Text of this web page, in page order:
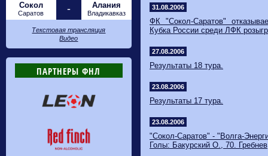
Сокол
Саратов - Алания
Владикавказ
Текстовая трансляция
Видео
ПАРТНЕРЫ ФНЛ
31.08.2006
ФК "Сокол-Саратов"
Кубка России среди ЛФК
27.08.2006
Результаты 18 тура.
23.08.2006
Результаты 17 тура.
23.08.2006
"Сокол-Саратов" - "Волга-
Голы: Бакурский О., 70.